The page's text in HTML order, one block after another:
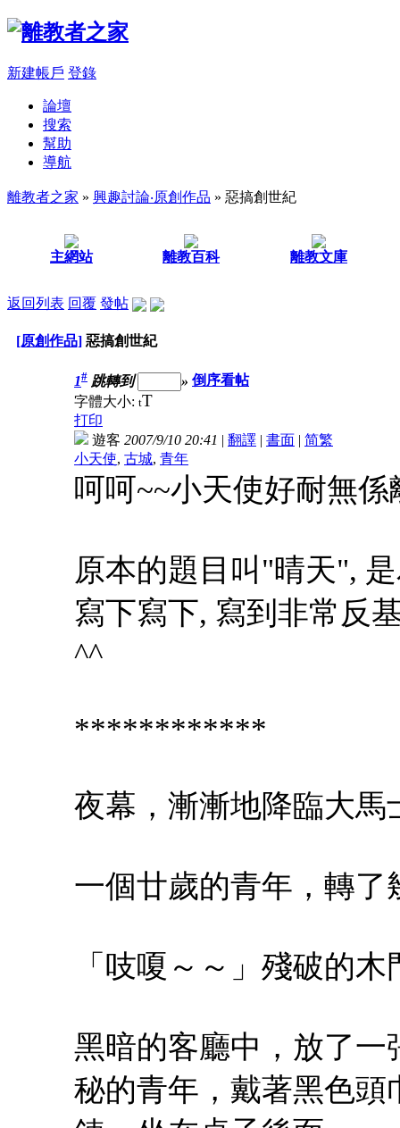
新建帳戶 登錄
論壇
搜索
幫助
導航
離教者之家 » 興趣討論‧原創作品 » 惡搞創世紀
主網站 離教百科 離教文庫
返回列表 回覆 發帖
[原創作品] 惡搞創世紀
1# 跳轉到 » 倒序看帖
字體大小: tT
打印
遊客 2007/9/10 20:41 | 翻譯 | 書面 | 简繁
小天使, 古城, 青年
呵呵~~小天使好耐無
原本的題目叫"晴天",
寫下寫下, 寫到非常反
^^
************
夜幕，漸漸地降臨大馬
一個廿歲的青年，轉
「吱嗄～～」殘破的
黑暗的客廳中，放了
秘的青年，戴著黑色